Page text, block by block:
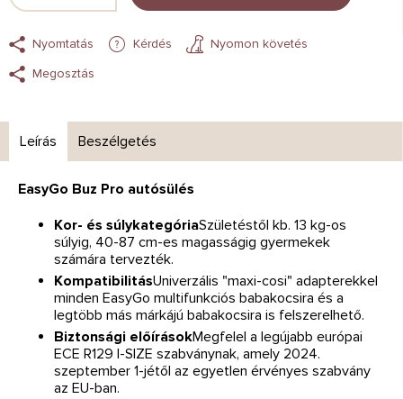
Nyomtatás Kérdés
Nyomon követés
Megosztás
Leírás Beszélgetés
EasyGo Buz Pro autósülés
Kor- és súlykategóriaSzületéstől kb. 13 kg-os
súlyig, 40-87 cm-es magasságig gyermekek
számára tervezték.
KompatibilitásUniverzális "maxi-cosi" adapterekkel
minden EasyGo multifunkciós babakocsira és a
legtöbb más márkájú babakocsira is felszerelhető.
Biztonsági előírásokMegfelel a legújabb európai
ECE R129 I-SIZE szabványnak, amely 2024.
szeptember 1-jétől az egyetlen érvényes szabvány
az EU-ban.